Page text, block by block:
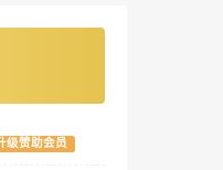
级赞助会员